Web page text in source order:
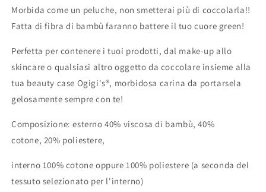
Morbida come un peluche, non smetterai più di coccolarla!!
Fatta di fibra di bambù faranno battere il tuo cuore green!
Perfetta per contenere i tuoi prodotti, dal make-up allo
skincare o qualsiasi altro oggetto da coccolare insieme alla
tua beauty case Ogigi's®, morbidosa carina da portarsela
gelosamente sempre con te!
Composizione: esterno 40% viscosa di bambù, 40%
cotone, 20% poliestere,
interno 100% cotone oppure 100% poliestere (a seconda del
tessuto selezionato per l'interno)